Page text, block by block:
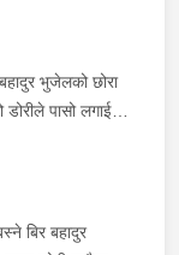
लुकाई छिपाई
४५.१९० फेला
सवार चालक
दिई पठाएको
लिई थप
भुजेलको छोरा
पासो लगाई
।
बिर बहादुर